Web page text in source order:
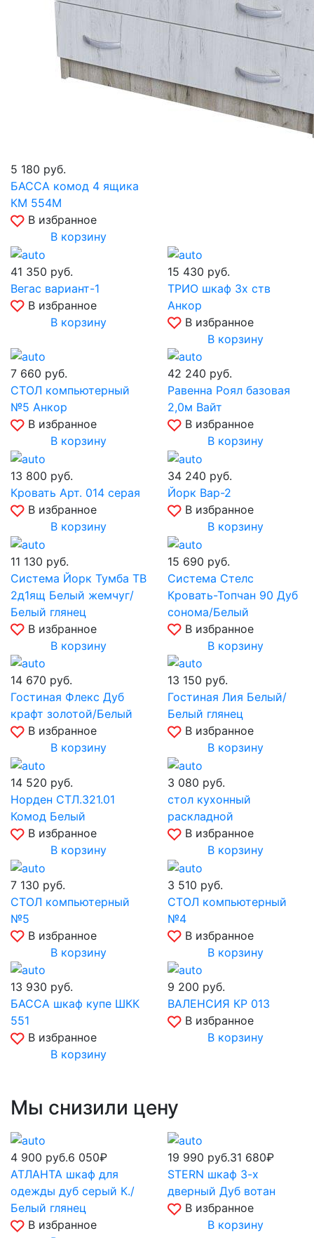
5 180 руб.
БАССА комод 4 ящика
КМ 554М
В избранное
В корзину
41 350 руб.
Вегас вариант-1
В избранное
В корзину
15 430 руб.
ТРИО шкаф 3х ств
Анкор
В избранное
В корзину
7 660 руб.
СТОЛ компьютерный
№5 Анкор
В избранное
В корзину
42 240 руб.
Равенна Роял базовая
2,0м Вайт
В избранное
В корзину
13 800 руб.
Кровать Арт. 014 серая
В избранное
В корзину
34 240 руб.
Йорк Вар-2
В избранное
В корзину
11 130 руб.
Система Йорк Тумба ТВ
2д1ящ Белый жемчуг/
Белый глянец
В избранное
В корзину
15 690 руб.
Система Стелс
Кровать-Топчан 90 Дуб
сонома/Белый
В избранное
В корзину
14 670 руб.
Гостиная Флекс Дуб
крафт золотой/Белый
В избранное
В корзину
13 150 руб.
Гостиная Лия Белый/
Белый глянец
В избранное
В корзину
14 520 руб.
Норден СТЛ.321.01
Комод Белый
В избранное
В корзину
3 080 руб.
стол кухонный
раскладной
В избранное
В корзину
7 130 руб.
СТОЛ компьютерный
№5
В избранное
В корзину
3 510 руб.
СТОЛ компьютерный
№4
В избранное
В корзину
13 930 руб.
БАССА шкаф купе ШКК
551
В избранное
В корзину
9 200 руб.
ВАЛЕНСИЯ КР 013
В избранное
В корзину
Мы снизили цену
4 900 руб.6 050₽
АТЛАНТА шкаф для
одежды дуб серый К./
Белый глянец
В избранное
19 990 руб.31 680₽
STERN шкаф 3-х
дверный Дуб вотан
В избранное
В корзину